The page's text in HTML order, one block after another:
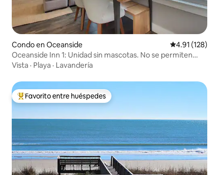
Condo en Oceanside Calificación
4.91 (128)
Oceanside Inn 1: Unidad sin mascotas. No se permiten
mascotas.
Vista · Playa · Lavandería
Favorito entre huéspedes preferido
Favorito entre huéspedes